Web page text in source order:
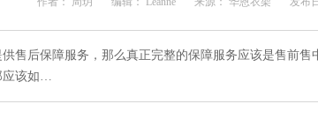
售后保障服务，那么真正完整的保障服务应该是售前
应该如…